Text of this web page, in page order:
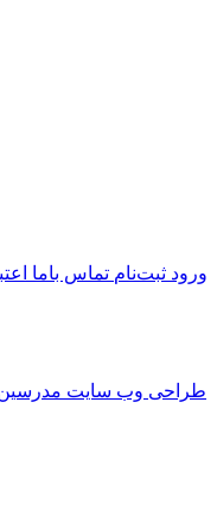
ورود ثبت‌نام تماس باما
طراحی وب سایت